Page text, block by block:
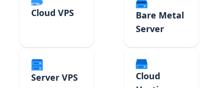
Cloud VPS
Bare Metal
Server
Server VPS
Cloud